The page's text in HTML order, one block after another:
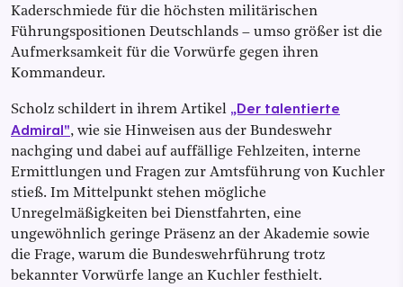
Kaderschmiede für die höchsten militärischen
Führungspositionen Deutschlands – umso größer ist die
Aufmerksamkeit für die Vorwürfe gegen ihren
Kommandeur.
Scholz schildert in ihrem Artikel „Der talentierte
Admiral", wie sie Hinweisen aus der Bundeswehr
nachging und dabei auf auffällige Fehlzeiten, interne
Ermittlungen und Fragen zur Amtsführung von Kuchler
stieß. Im Mittelpunkt stehen mögliche
Unregelmäßigkeiten bei Dienstfahrten, eine
ungewöhnlich geringe Präsenz an der Akademie sowie
die Frage, warum die Bundeswehrführung trotz
bekannter Vorwürfe lange an Kuchler festhielt.